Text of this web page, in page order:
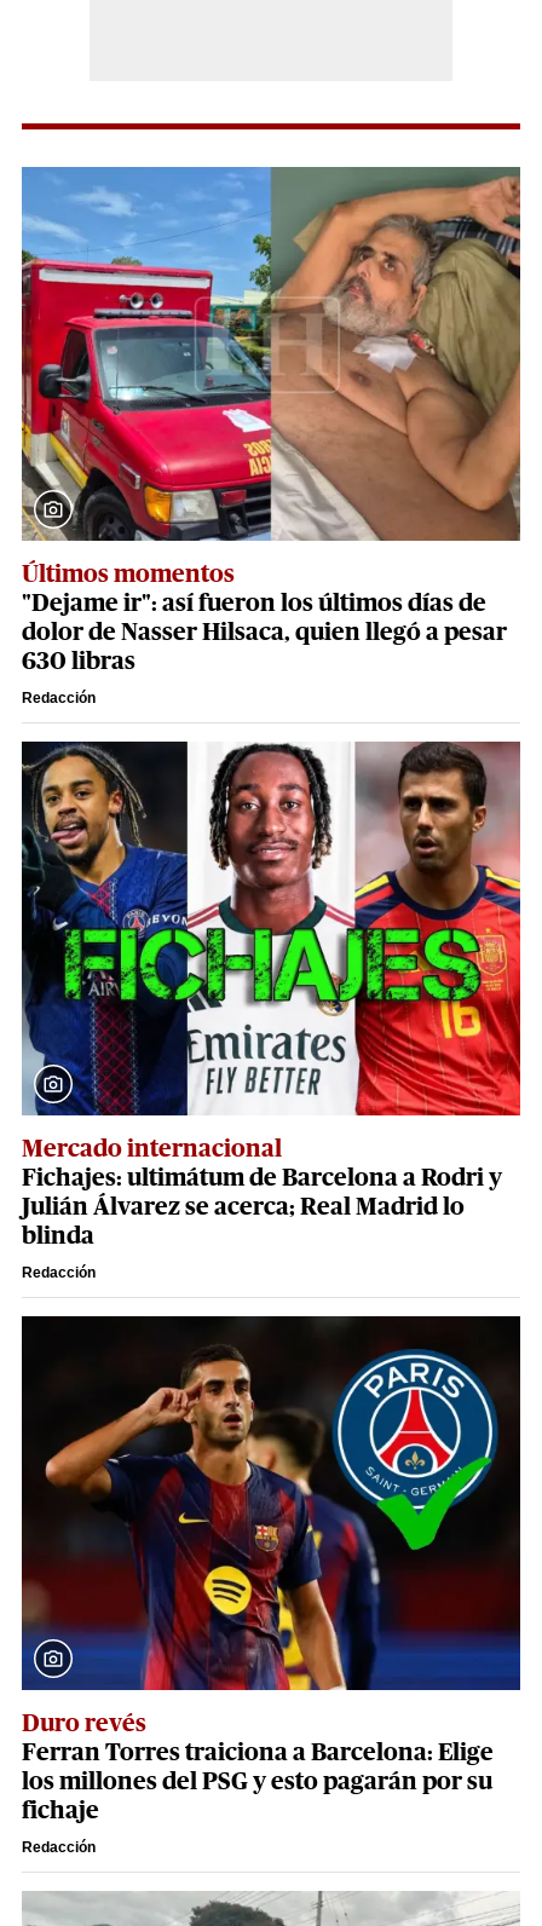
Últimos momentos
"Dejame ir": así fueron los últimos días de
dolor de Nasser Hilsaca, quien llegó a pesar
630 libras
Redacción
Mercado internacional
Fichajes: ultimátum de Barcelona a Rodri y
Julián Álvarez se acerca; Real Madrid lo
blinda
Redacción
Duro revés
Ferran Torres traiciona a Barcelona: Elige
los millones del PSG y esto pagarán por su
fichaje
Redacción